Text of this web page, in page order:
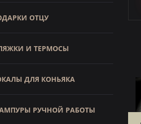
ОТЦУ
И ТЕРМОСЫ
ДЛЯ КОНЬЯКА
РУЧНОЙ РАБОТЫ